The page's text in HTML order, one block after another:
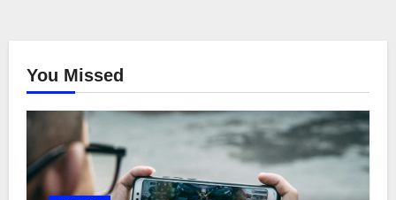
You Missed